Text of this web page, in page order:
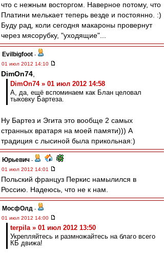
что с нежным восторгом. Наверное потому, что
Платини мелькает теперь везде и постоянно. :)
Буду рад, коли сегодня макароны провернут
через мясорубку, "уходящие"...
Evilbigfoot -
01 июл 2012 14:10
DimOn74
DimOn74 » 01 июл 2012 14:58
А, да, ещё вспоминаем как Блан целовал
тыковку Бартеза.
Ну Бартез и Эгита это вообще 2 самых
странных вратаря на моей памяти))) А
традиция с лысиной была прикольная:)
Юрьевич -
01 июл 2012 14:01
Польский француз Перкис намылился в
Россию. Надеюсь, что не к нам.
МосфОлд -
01 июл 2012 14:00
terpila » 01 июл 2012 13:50
Укрепляйтесь и размножайтесь на благо всего
КБ движа!